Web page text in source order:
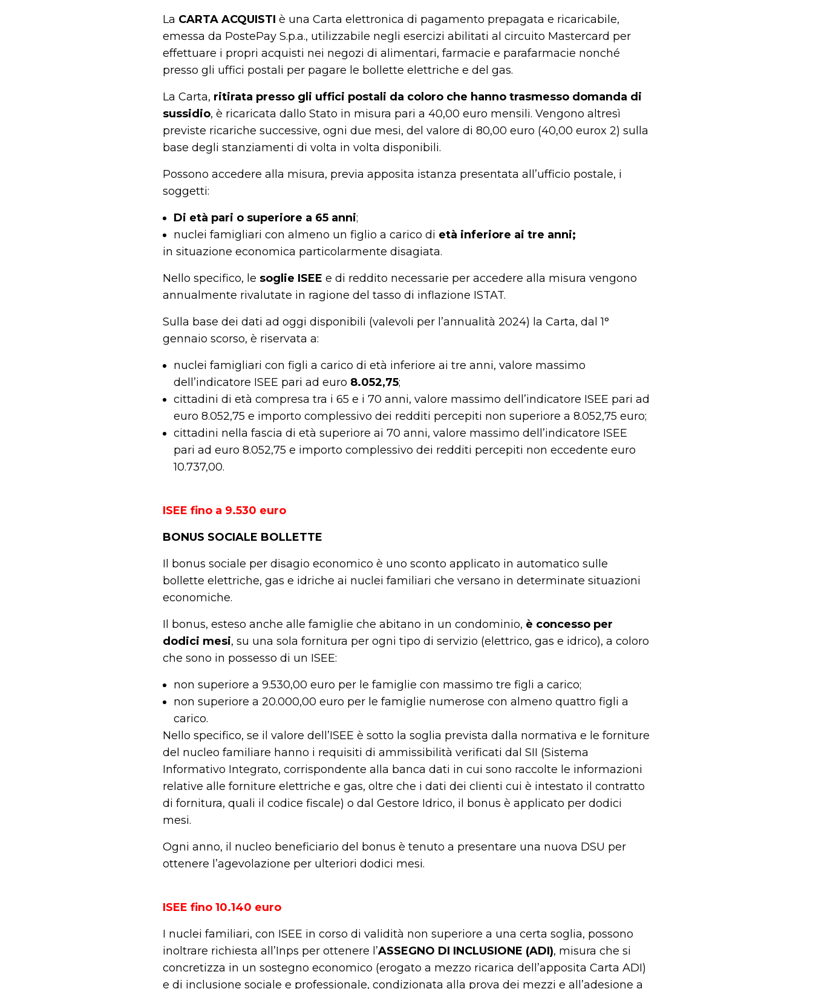
La CARTA ACQUISTI è una Carta elettronica di pagamento prepagata e ricaricabile,
emessa da PostePay S.p.a., utilizzabile negli esercizi abilitati al circuito Mastercard per
effettuare i propri acquisti nei negozi di alimentari, farmacie e parafarmacie nonché
presso gli uffici postali per pagare le bollette elettriche e del gas.
La Carta, ritirata presso gli uffici postali da coloro che hanno trasmesso domanda di
sussidio, è ricaricata dallo Stato in misura pari a 40,00 euro mensili. Vengono altresì
previste ricariche successive, ogni due mesi, del valore di 80,00 euro (40,00 eurox 2) sulla
base degli stanziamenti di volta in volta disponibili.
Possono accedere alla misura, previa apposita istanza presentata all’ufficio postale, i
soggetti:
Di età pari o superiore a 65 anni;
nuclei famigliari con almeno un figlio a carico di età inferiore ai tre anni;
in situazione economica particolarmente disagiata.
Nello specifico, le soglie ISEE e di reddito necessarie per accedere alla misura vengono
annualmente rivalutate in ragione del tasso di inflazione ISTAT.
Sulla base dei dati ad oggi disponibili (valevoli per l’annualità 2024) la Carta, dal 1°
gennaio scorso, è riservata a:
nuclei famigliari con figli a carico di età inferiore ai tre anni, valore massimo
dell’indicatore ISEE pari ad euro 8.052,75;
cittadini di età compresa tra i 65 e i 70 anni, valore massimo dell’indicatore ISEE pari ad
euro 8.052,75 e importo complessivo dei redditi percepiti non superiore a 8.052,75 euro;
cittadini nella fascia di età superiore ai 70 anni, valore massimo dell’indicatore ISEE
pari ad euro 8.052,75 e importo complessivo dei redditi percepiti non eccedente euro
10.737,00.
ISEE fino a 9.530 euro
BONUS SOCIALE BOLLETTE
Il bonus sociale per disagio economico è uno sconto applicato in automatico sulle
bollette elettriche, gas e idriche ai nuclei familiari che versano in determinate situazioni
economiche.
Il bonus, esteso anche alle famiglie che abitano in un condominio, è concesso per
dodici mesi, su una sola fornitura per ogni tipo di servizio (elettrico, gas e idrico), a coloro
che sono in possesso di un ISEE:
non superiore a 9.530,00 euro per le famiglie con massimo tre figli a carico;
non superiore a 20.000,00 euro per le famiglie numerose con almeno quattro figli a
carico.
Nello specifico, se il valore dell’ISEE è sotto la soglia prevista dalla normativa e le forniture
del nucleo familiare hanno i requisiti di ammissibilità verificati dal SII (Sistema
Informativo Integrato, corrispondente alla banca dati in cui sono raccolte le informazioni
relative alle forniture elettriche e gas, oltre che i dati dei clienti cui è intestato il contratto
di fornitura, quali il codice fiscale) o dal Gestore Idrico, il bonus è applicato per dodici
mesi.
Ogni anno, il nucleo beneficiario del bonus è tenuto a presentare una nuova DSU per
ottenere l’agevolazione per ulteriori dodici mesi.
ISEE fino 10.140 euro
I nuclei familiari, con ISEE in corso di validità non superiore a una certa soglia, possono
inoltrare richiesta all’Inps per ottenere l’ASSEGNO DI INCLUSIONE (ADI), misura che si
concretizza in un sostegno economico (erogato a mezzo ricarica dell’apposita Carta ADI)
e di inclusione sociale e professionale, condizionata alla prova dei mezzi e all’adesione a